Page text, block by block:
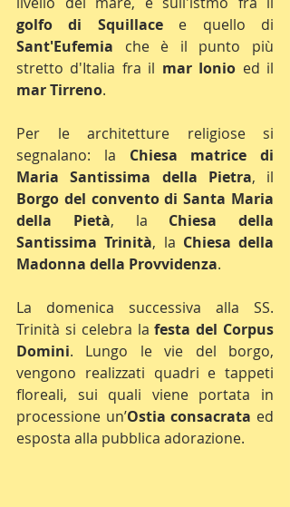
golfo di Squillace
Sant'Eufemia che è il punto più
stretto d'Italia fra il mar Ionio
mar Tirreno.
Per le architetture religiose si
segnalano: la Chiesa matrice di
Maria Santissima della Pietra
Borgo del convento di Santa Maria
della Pietà, la Chiesa della
Santissima Trinità, la Chiesa della
Madonna della Provvidenza.
La domenica successiva alla SS.
Trinità si celebra la festa del Corpus
Domini. Lungo le vie del borgo,
vengono realizzati quadri e tappeti
floreali, sui quali viene portata in
processione un’Ostia consacrata ed
esposta alla pubblica adorazione.